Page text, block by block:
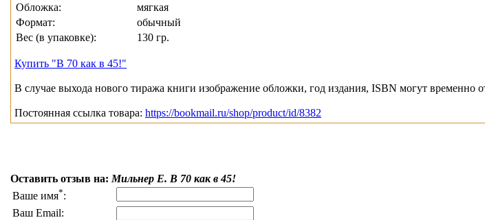
Обложка:
мягкая
Формат:
обычный
Вес (в упаковке):
130 гр.
Купить "В 70 как в 45!"
В случае выхода нового тиража книги изображение обложки, год издания, ISBN могут временно
Постоянная ссылка товара: https://bookmail.ru/shop/product/id/8382
Оставить отзыв на:Мильнер Е. В 70 как в 45!
Ваше имя*:
Ваш Email: